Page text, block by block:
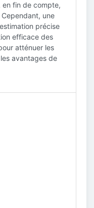
en fin de compte,
une
précise
efficace des
atténuer les
avantages de